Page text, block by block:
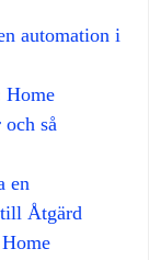
automation i
Home
så
en
Åtgärd